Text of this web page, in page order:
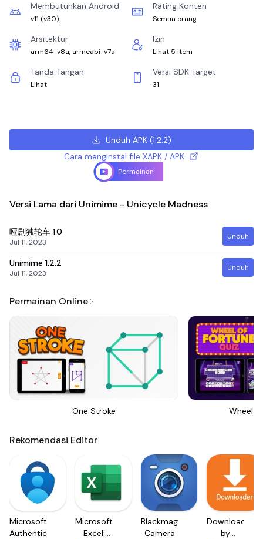
Membutuhkan Android
v11 (v30)
Rating Konten
Semua orang
Arsitektur
arm64-v8a, armeabi-v7a
Izin
Lihat 5 item
Tanda Tangan
Lihat
Versi SDK Target
31
Unduh APK(1.2.2)
Cara menginstal file XAPK / APK
Permainan
Versi Lama dari Unimime - Unicycle Madness
哑剧独轮车 1.0
Jul 11, 2023
Unduh
Unimime 1.2.2
Jul 11, 2023
Unduh
Permainan Online
One Stroke Wheel
Rekomendasi Editor
Microsoft
Authenticator
Microsoft
Excel:
Blackmagic
Camera
Downloader
by